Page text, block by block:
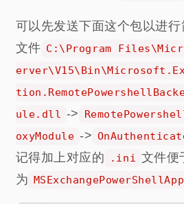
可以先发送下面这个包以进
文件 C:\Program
ule.dll ->
oxyModule ->
记得加上对应的
.ini 文件便
为